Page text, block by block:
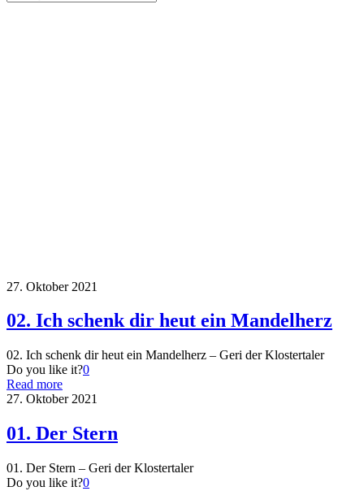
27. Oktober 2021
02. Ich schenk dir heut ein Mandelherz
02. Ich schenk dir heut ein Mandelherz – Geri der Klostertaler
Do you like it?0
Read more
27. Oktober 2021
01. Der Stern
01. Der Stern – Geri der Klostertaler
Do you like it?0